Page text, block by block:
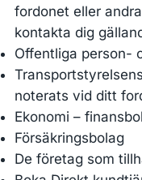
fordonet eller
kontakta dig
Offentliga person-
noterats vid ditt
Ekonomi –
Försäkringsbolag
De företag som